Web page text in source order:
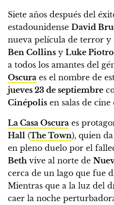
Siete años después del
estadounidense David
nueva película de terror y
Ben Collins y Luke
a todos los amantes del
Oscura es el nombre de
jueves 23 de septiembre
Cinépolis en salas de cine
La Casa Oscura es
Hall (The Town), quien
en pleno duelo por el
Bethvive al norte de
cerca de un lago que fue
Mientras que a la luz del
caer la noche